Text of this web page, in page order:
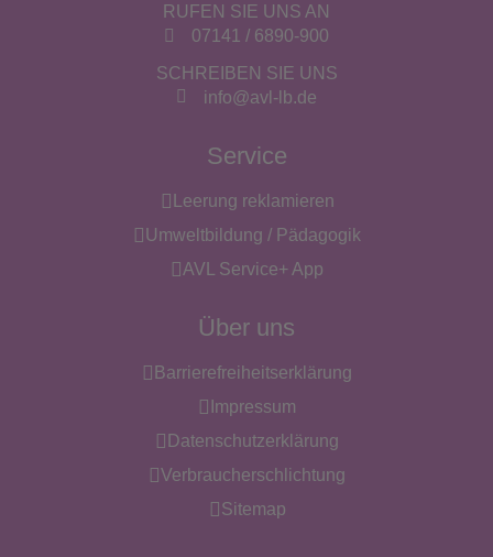
RUFEN SIE UNS AN
07141 / 6890-900
SCHREIBEN SIE UNS
info@avl-lb.de
Service
Leerung reklamieren
Umweltbildung / Pädagogik
AVL Service+ App
Über uns
Barrierefreiheitserklärung
Impressum
Datenschutzerklärung
Verbraucherschlichtung
Sitemap